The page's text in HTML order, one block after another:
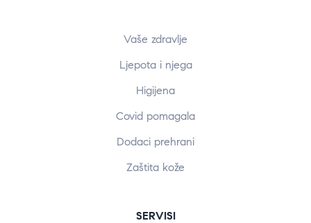
Vaše zdravlje
Ljepota i njega
Higijena
Covid pomagala
Dodaci prehrani
Zaštita kože
SERVISI